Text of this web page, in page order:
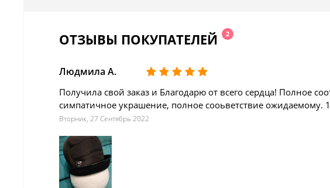
ОТЗЫВЫ ПОКУПАТЕЛЕЙ 2
Людмила А.
Получила свой заказ и Благодарю от всего сердца! Полное
симпатичное украшение, полное сооьветствие ожидаемому.
Вторник, 27 Сентябрь 2022